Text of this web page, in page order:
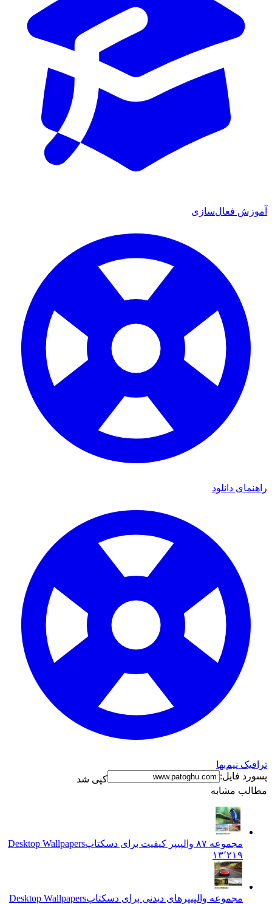
فعال‌سازی
دانلود
نیم‌بها
فایل:
کپی شد
مشابه
مجموعه ۸۷ والپیپر کیفیت برای دسکتاپ
Desktop Wallpapers
۱۳٬۲۱۹
مجموعه والپیپرهای دیدنی برای دسکتاپDesktop Wallpapers